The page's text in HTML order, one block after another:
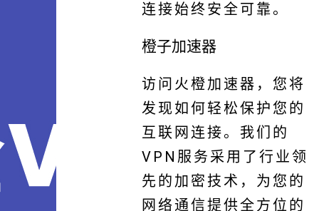
连接始终安全可靠。
橙子加速器
访问火橙加速器，您将
发现如何轻松保护您的
互联网连接。我们的
VPN服务采用了行业领
先的加密技术，为您的
网络通信提供全方位的